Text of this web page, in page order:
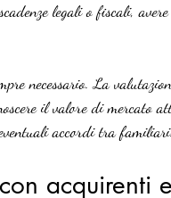
legali o fiscali,
necessario. La
il valore di mercato
accordi tra familiari.
acquirenti